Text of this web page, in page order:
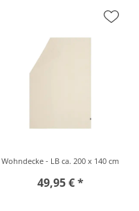
Wohndecke - LB ca. 200 x 140 cm
49,95 € *